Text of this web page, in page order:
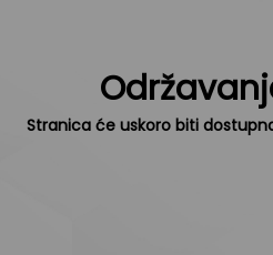
Stranica će uskoro biti